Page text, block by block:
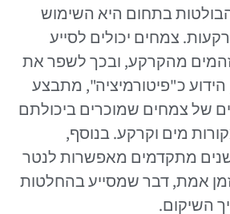
בתחום היא השימוש
צמחים יכולים לסייע
מהקרקע, ובכך לשפר את
כ"פיטורמיציה", מתבצע
של צמחים שמוכרים ביכולתם
מים וקרקע. בנוסף,
מתקדמים מאפשרות לנטר
אמת, דבר שמסייע בהחלטות
השיקום.